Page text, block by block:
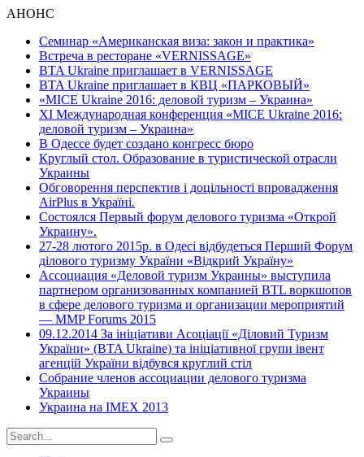
АНОНС
Семинар «Американская виза: закон и практика»
Встреча в ресторане «VERNISSAGE»
BTA Ukraine приглашает в VERNISSAGE
BTA Ukraine приглашает в КВЦ «ПАРКОВЫЙ»
«MICE Ukraine 2016: деловой туризм – Украина»
ХI Международная конференция «MICE Ukraine 2016:
деловой туризм – Украина»
В Одессе будет создано конгресс бюро
Круглый стол. Образование в туристической отрасли
Украины
Обговорення перспектив і доцільності впровадження
AirPlus в Україні.
Состоялся Первый форум делового туризма «Открой
Украину».
27-28 лютого 2015р. в Одесі відбудеться Перший Форум
ділового туризму України «Відкрий Україну»
Ассоциация «Деловой туризм Украины» выступила
партнером организованных компанией BTL воркшопов
в сфере делового туризма и организации мероприятий
— MMP Forums 2015
09.12.2014 За ініціативи Асоціації «Діловий Туризм
України» (BTA Ukraine) та ініціативної групи івент
агенцій України відбувся круглий стіл
Собрание членов ассоциации делового туризма
Украины
Украина на IMEX 2013